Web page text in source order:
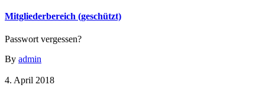
Mitgliederbereich (geschützt)
Passwort vergessen?
By admin
4. April 2018